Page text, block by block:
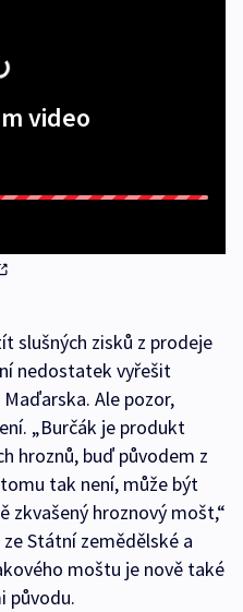
video
slušných zisků z prodeje
nedostatek vyřešit
Ale pozor,
„Burčák je produkt
hroznů, buď původem z
tak není, může být
zkvašený hroznový mošt,“
Státní zemědělské a
moštu je nově také
původu.